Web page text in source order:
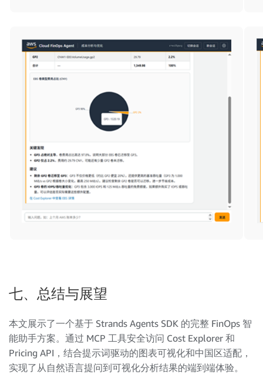
七、总结与展望
本文展示了一个基于 Strands Agents SDK 的完整 FinOps 智
能助手方案。通过 MCP 工具安全访问 Cost Explorer 和
Pricing API，结合提示词驱动的图表可视化和中国区适配，
实现了从自然语言提问到可视化分析结果的端到端体验。